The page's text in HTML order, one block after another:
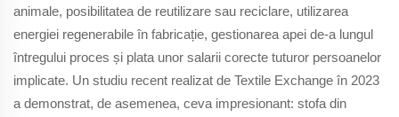
animale, posibilitatea de reutilizare sau reciclare, utilizarea
energiei regenerabile în fabricație, gestionarea apei de-a lungul
întregului proces și plata unor salarii corecte tuturor persoanelor
implicate. Un studiu recent realizat de Textile Exchange în 2023
a demonstrat, de asemenea, ceva impresionant: stofa din